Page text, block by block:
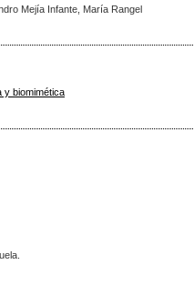
Mejía Infante, María Rangel
y biomimética